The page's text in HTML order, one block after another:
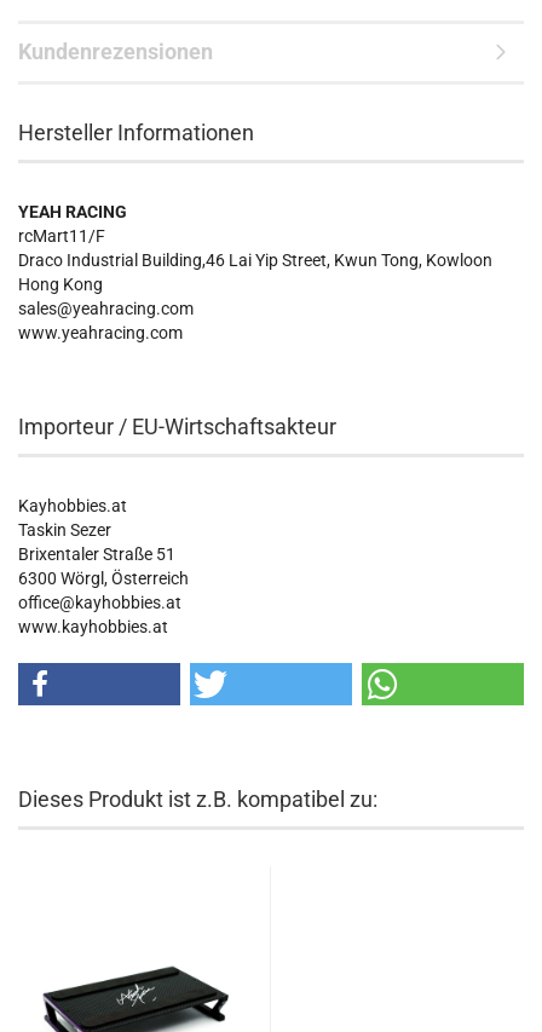
Kundenrezensionen
Hersteller Informationen
YEAH RACING
rcMart11/F
Draco Industrial Building,46 Lai Yip Street, Kwun Tong, Kowloon
Hong Kong
sales@yeahracing.com
www.yeahracing.com
Importeur / EU-Wirtschaftsakteur
Kayhobbies.at
Taskin Sezer
Brixentaler Straße 51
6300 Wörgl, Österreich
office@kayhobbies.at
www.kayhobbies.at
Dieses Produkt ist z.B. kompatibel zu: